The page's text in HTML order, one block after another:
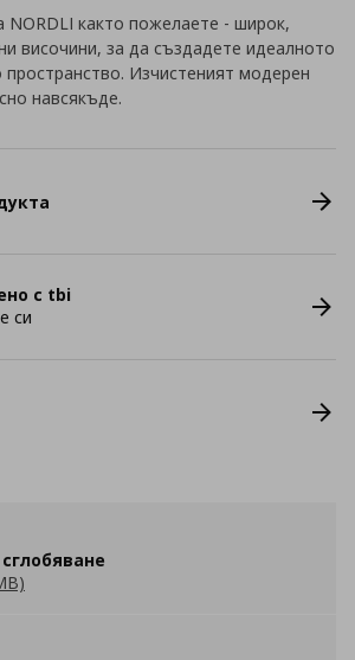
NORDLI както пожелаете - широк,
височини, за да създадете идеалното
Изчистеният модерен
навсякъде.
с tbi
си